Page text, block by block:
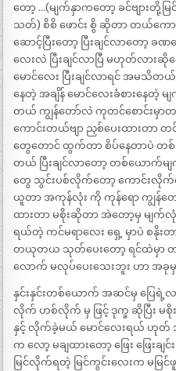
တော့ …(မျက်နှာကတော့ ခင်ဗျားတို့မြ
သတ်) စိစိ ဖောင်း စွိ ဆိုတာ တယ်ကော
ဆောင့်ပြီးတော့ ပြီးချင်လာတော့ ခဏ
လေးလဲ ပြီးချင်လာပြီ မဟုတ်လာ
မောင်လေး ပြီးချင်လာရင် အမ
နေတဲ့ အချိန် မောင်လေးခံစားနေတဲ့
တယ် ကျွန်တော်လဲ ကုတင်စောင်းမှာတ
ကောင်းတယ်ဗျာ ညှစ်ပေးထားတာ
တွေတောင် ထွက်တာ စိပ်နေတာပဲ တစ်
တယ် ပြီးချင်လာတော့ တစ်ယောက်
တွေ သွင်းပစ်လိုက်တော့ ကောင်းလိုက်
ယူတာ အကုန်လုံး ကို ကုန်ရော ကျွန်တေ
ထားတာ မစိုးဆိုတာ အဲတော့မှ မျက်လုံး
ရယ်တဲ့ ကင်မရာလေး ရှေ့ မှာပဲ စနိုးတ
တယုတယ သုတ်ပေးတော့ ရင်ထဲမှာ တမ
လောက် မလုပ်ပေးသေးဘူး ဟာ အ
နှင်းနှင်းတစ်ယောက် အဆင်မှ ပြေရဲ့
လိုက် ဟစ်လိုက် မှ ဖြင့် ဒုက္ခ ဆိုပြီး မစို
နှင့် လိုက်ခဲ့မယ် မောင်လေးရယ် ဟုတ်
က လော့ မချထားတော့ ဖြေး ဖြေးခ
မြင်လိုက်ရတဲ့ မြင်ကွင်းလေးက မမြ